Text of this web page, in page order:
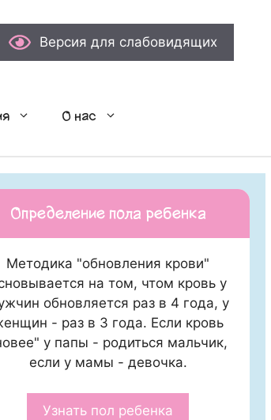
Версия для слабовидящих
О нас
итогам года
Определение пола ребенка
Методика "обновления крови"
на том, чтом кровь у
обновляется раз в 4 года, у
- раз в 3 года. Если кровь
у папы - родиться мальчик,
если у мамы - девочка.
Узнать пол ребенка